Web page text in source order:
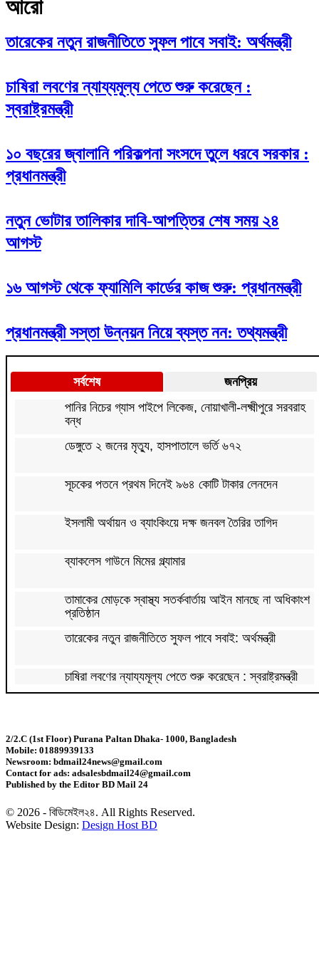
আরো
তারেকের নতুন রাজনীতিতে সুফল পাবে সবাই: অর্থমন্ত্রী
চাষিরা লবণের ন্যায্যমূল্য পেতে শুরু করেছেন :
স্বরাষ্ট্রমন্ত্রী
১০ বছরের জ্বালানি পরিকল্পনা সংসদে তুলে ধরবে সরকার :
প্রধানমন্ত্রী
নতুন ভোটার তালিকার দাবি-আপত্তির শেষ সময় ২৪
আগস্ট
১৬ আগস্ট থেকে ফ্যামিলি কার্ডের কাজ শুরু: প্রধানমন্ত্রী
প্রধানমন্ত্রী সস্তা উন্নয়ন নিয়ে ব্যস্ত নন: তথ্যমন্ত্রী
সর্বশেষ
জনপ্রিয়
পানির নিচের গ্যাস পাইপে লিকেজ, নোয়াখালী-লক্ষ্মীপুরে সরবরাহ
বন্ধ
ডেঙ্গুতে ২ জনের মৃত্যু, হাসপাতালে ভর্তি ৬৭২
সূচকের পতনে প্রথম দিনেই ৯৬৪ কোটি টাকার লেনদেন
ইসলামী অর্থায়ন ও ব্যাংকিংয়ে দক্ষ জনবল তৈরির তাগিদ
ব্যাকলেস গাউনে মিমের গ্ল্যামার
তামাকের মোড়কে স্বাস্থ্য সতর্কবার্তায় আইন মানছে না অধিকাংশ
প্রতিষ্ঠান
তারেকের নতুন রাজনীতিতে সুফল পাবে সবাই: অর্থমন্ত্রী
চাষিরা লবণের ন্যায্যমূল্য পেতে শুরু করেছেন : স্বরাষ্ট্রমন্ত্রী
১০ বছরের জ্বালানি পরিকল্পনা সংসদে তুলে ধরবে সরকার :
প্রধানমন্ত্রী
সালমান শাহ হত্যা মামলায় ডন গ্রেফতার
নতুন ভোটার তালিকার দাবি-আপত্তির শেষ সময় ২৪ আগস্ট
2/2.C (1st Floor) Purana Paltan Dhaka- 1000, Bangladesh
Mobile: 01889939133
Newsroom: bdmail24news@gmail.com
Contact for ads: adsalesbdmail24@gmail.com
Published by the Editor BD Mail 24
© 2026 - বিডিমেইল২৪. All Rights Reserved.
Website Design: Design Host BD